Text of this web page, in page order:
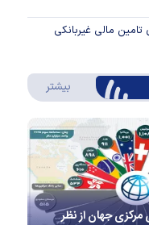
تامین مالی غیربانکی
بیشتر درباره
مرکزی جهان از نظر